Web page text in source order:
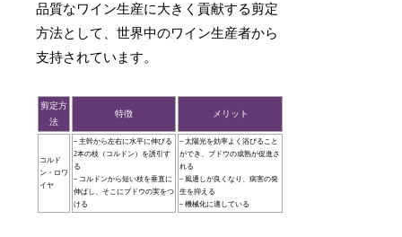
品質なワイン生産に大きく貢献する剪定
方法として、世界中のワイン生産者から
支持されています。
剪定方
法
特徴 メリット
コルド
ン・ロワ
イヤ
– 主幹から左右に水平に伸びる
2本の枝（コルドン）を誘引す
る
– コルドンから短い枝を垂直に
伸ばし、そこにブドウの実をつ
ける
– 太陽光を効率よく浴びること
ができ、ブドウの成熟が促進さ
れる
– 風通しが良くなり、病害の発
生を抑える
– 機械化に適している